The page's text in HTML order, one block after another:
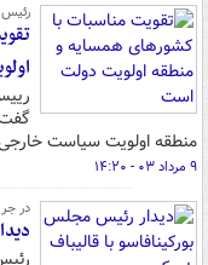
رئیس
منطقه اولویت سیاست
۹ مرداد ۰۳ - ۱۴:۲۰
در